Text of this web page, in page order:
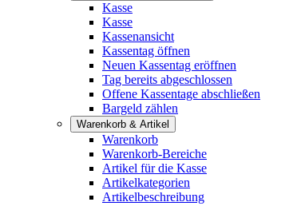
Kasse
Kasse
Kassenansicht
Kassentag öffnen
Neuen Kassentag eröffnen
Tag bereits abgeschlossen
Offene Kassentage abschließen
Bargeld zählen
Warenkorb & Artikel
Warenkorb
Warenkorb-Bereiche
Artikel für die Kasse
Artikelkategorien
Artikelbeschreibung